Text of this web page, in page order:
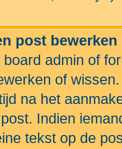
post
board admin of
of
na het
Indien
tekst op de